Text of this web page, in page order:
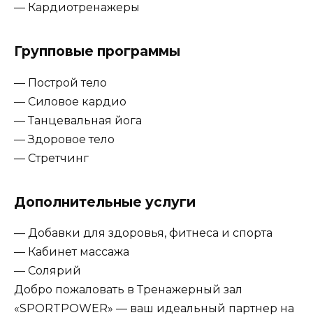
— Кардиотренажеры
Групповые программы
— Построй тело
— Силовое кардио
— Танцевальная йога
— Здоровое тело
— Стретчинг
Дополнительные услуги
— Добавки для здоровья, фитнеса и спорта
— Кабинет массажа
— Солярий
Добро пожаловать в Тренажерный зал
«SPORTPOWER» — ваш идеальный партнер на